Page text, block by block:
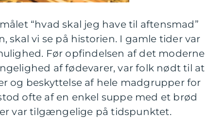
“hvad skal jeg have til aftensmad”
skal vi se på historien. I gamle tider var
Før opfindelsen af det moderne
af fødevarer, var folk nødt til at
og beskyttelse af hele madgrupper for
ofte af en enkel suppe med et brød
var tilgængelige på tidspunktet.